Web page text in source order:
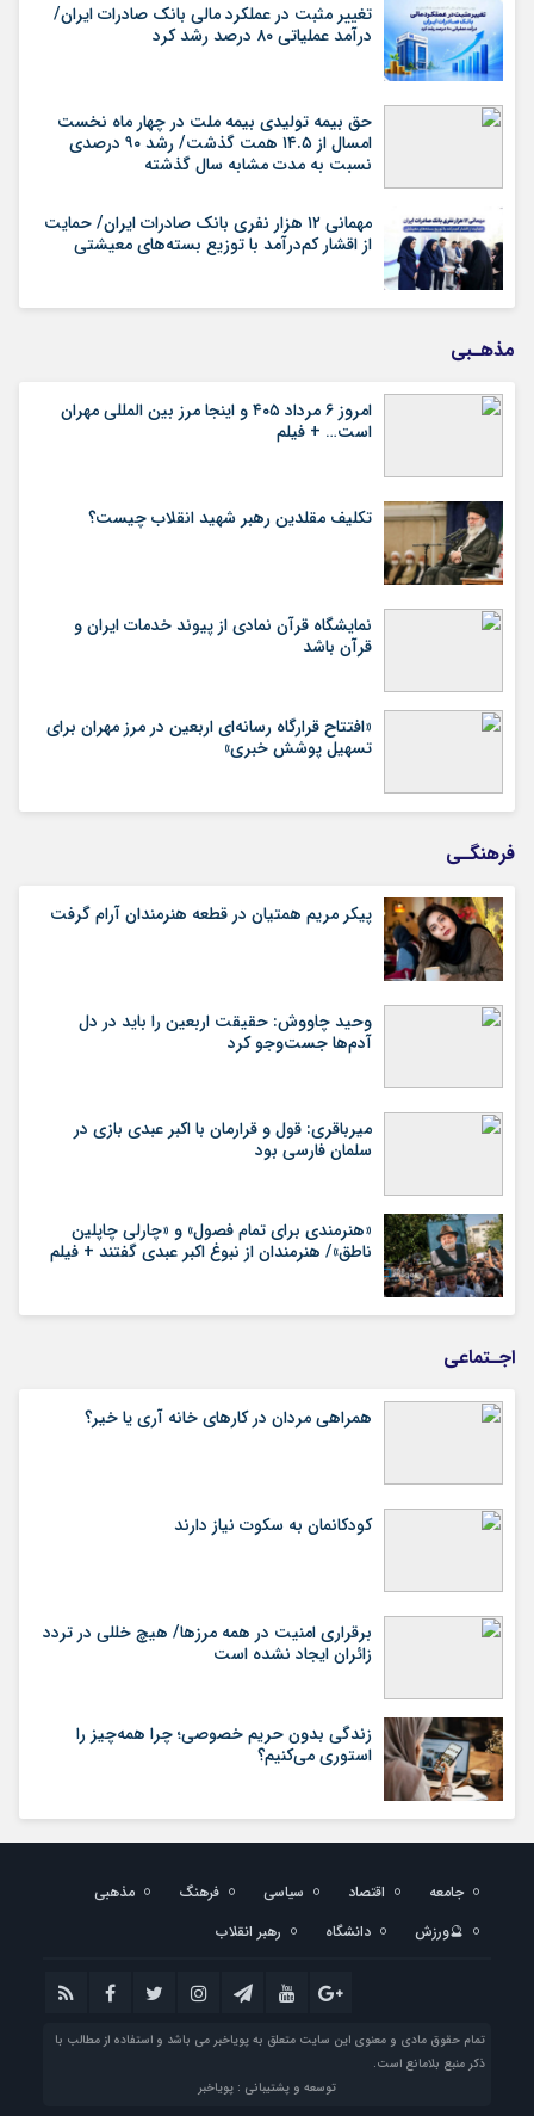
تغییر مثبت در عملکرد مالی بانک صادرات ایران/
درآمد عملیاتی ۸۰ درصد رشد کرد
حق بیمه تولیدی بیمه ملت در چهار ماه نخست
امسال از ۱۴.۵ همت گذشت/ رشد ۹۰ درصدی
نسبت به مدت مشابه سال گذشته
مهمانی ۱۲ هزار نفری بانک صادرات ایران/ حمایت
از اقشار کم‌درآمد با توزیع بسته‌های معیشتی
مذهـبی
امروز ۶ مرداد ۴۰۵ و اینجا مرز بین المللی مهران
است… + فیلم
تکلیف مقلدین رهبر شهید انقلاب چیست؟
نمایشگاه قرآن نمادی از پیوند خدمات ایران و
قرآن باشد
«افتتاح قرارگاه رسانه‌ای اربعین در مرز مهران برای
تسهیل پوشش خبری»
فرهنگـی
پیکر مریم همتیان در قطعه هنرمندان آرام گرفت
وحید چاووش: حقیقت اربعین را باید در دل
آدم‌ها جست‌وجو کرد
میرباقری: قول و قرارمان با اکبر عبدی بازی در
سلمان فارسی بود
«هنرمندی برای تمام فصول» و «چارلی چاپلین
ناطق»/ هنرمندان از نبوغ اکبر عبدی گفتند + فیلم
اجـتماعی
همراهی مردان در کارهای خانه آری یا خیر؟
کودکانمان به سکوت نیاز دارند
برقراری امنیت در همه مرزها/ هیچ‌ خللی در تردد
زائران ایجاد نشده است
زندگی بدون حریم خصوصی؛ چرا همه‌چیز را
استوری می‌کنیم؟
جامعه اقتصاد سیاسی فرهنگ
مذهبی
🔮ورزش
دانشگاه رهبر انقلاب
تمام حقوق مادی و معنوی این سایت متعلق به پویاخبر می باشد و استفاده از مطالب با
ذکر منبع بلامانع است.
توسعه و پشتیبانی : پویاخبر